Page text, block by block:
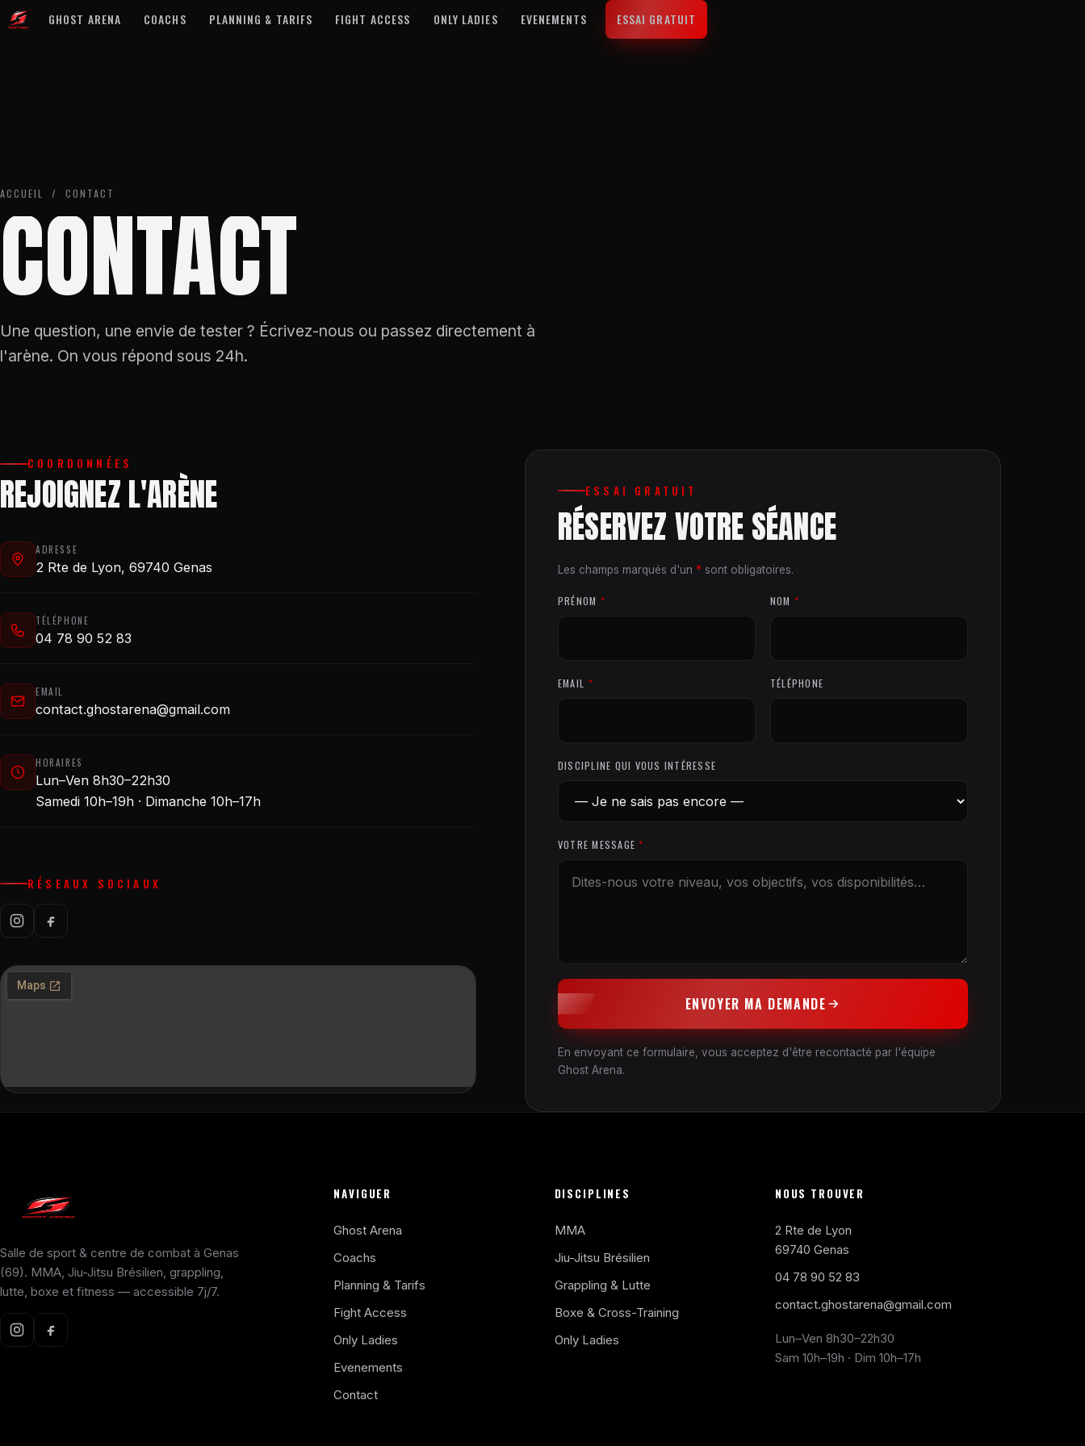
GHOST ARENA COACHS PLANNING & TARIFS FIGHT ACCESS ONLY LADIES EVENEMENTS ESSAI GRATUIT
ACCUEIL / CONTACT
CONTACT
Une question, une envie de tester ? Écrivez-nous ou passez directement à
l'arène. On vous répond sous 24h.
COORDONNÉES
REJOIGNEZ L'ARÈNE
ADRESSE
2 Rte de Lyon, 69740 Genas
TÉLÉPHONE
04 78 90 52 83
EMAIL
contact.ghostarena@gmail.com
HORAIRES
Lun–Ven 8h30–22h30
Samedi 10h–19h · Dimanche 10h–17h
RÉSEAUX SOCIAUX
ESSAI GRATUIT
RÉSERVEZ VOTRE SÉANCE
Les champs marqués d'un * sont obligatoires.
PRÉNOM * NOM *
EMAIL * TÉLÉPHONE
DISCIPLINE QUI VOUS INTÉRESSE
VOTRE MESSAGE*
ENVOYER MA DEMANDE
En envoyant ce formulaire, vous acceptez d'être recontacté par l'équipe
Ghost Arena.
Salle de sport & centre de combat à Genas
(69). MMA, Jiu-Jitsu Brésilien, grappling,
lutte, boxe et fitness — accessible 7j/7.
NAVIGUER
Ghost Arena
Coachs
Planning & Tarifs
Fight Access
Only Ladies
Evenements
Contact
DISCIPLINES
MMA
Jiu-Jitsu Brésilien
Grappling & Lutte
Boxe & Cross-Training
Only Ladies
NOUS TROUVER
2 Rte de Lyon
69740 Genas
04 78 90 52 83
contact.ghostarena@gmail.com
Lun–Ven 8h30–22h30
Sam 10h–19h · Dim 10h–17h